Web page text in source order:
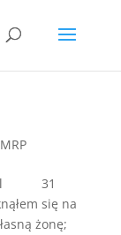
MRP
31
się na
żonę;